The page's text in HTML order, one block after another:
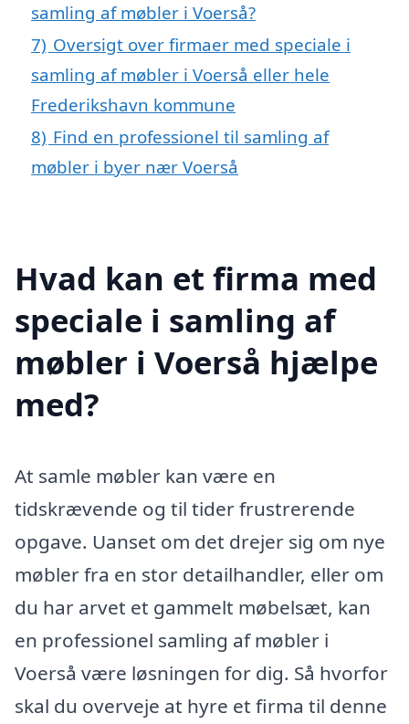
samling af møbler i Voerså?
7) Oversigt over firmaer med speciale i
samling af møbler i Voerså eller hele
Frederikshavn kommune
8) Find en professionel til samling af
møbler i byer nær Voerså
Hvad kan et firma med
speciale i samling af
møbler i Voerså hjælpe
med?
At samle møbler kan være en
tidskrævende og til tider frustrerende
opgave. Uanset om det drejer sig om nye
møbler fra en stor detailhandler, eller om
du har arvet et gammelt møbelsæt, kan
en professionel samling af møbler i
Voerså være løsningen for dig. Så hvorfor
skal du overveje at hyre et firma til denne